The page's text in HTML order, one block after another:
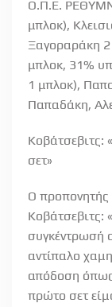
Ο.Π.Ε.
μπλοκ),
Ξαγοραράκη
μπλοκ, 31%
1 μπλοκ),
Παπαδάκη,
Κοβάτσεβιτς:
σετ»
Ο
Κοβάτσεβιτς:
συγκέντρωσή
αντίπαλο
απόδοση
πρώτο σετ